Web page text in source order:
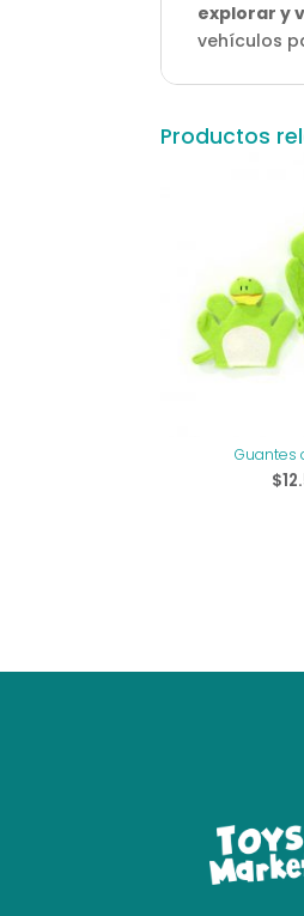
explorar y
vehículos
Productos
Guantes
$